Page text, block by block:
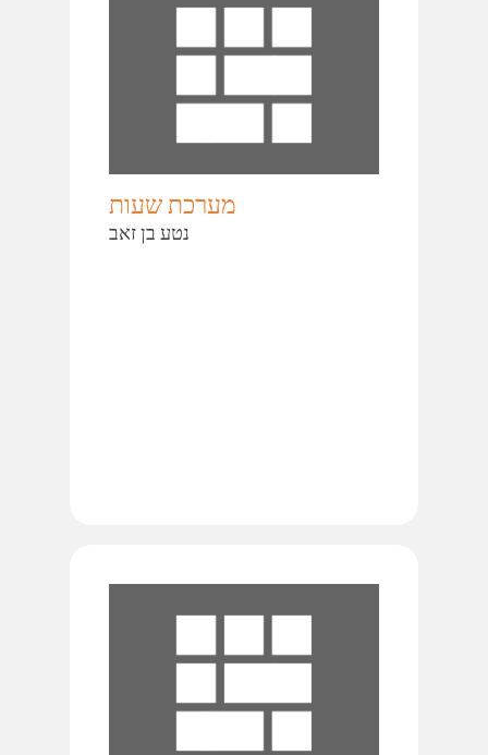
מערכת שעות
נטע בן זאב